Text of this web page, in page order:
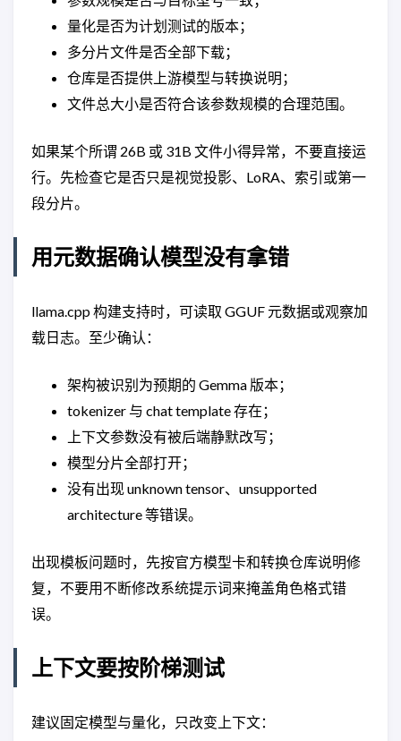
量化是否为计划测试的版本；
多分片文件是否全部下载；
仓库是否提供上游模型与转换说明；
文件总大小是否符合该参数规模的合理范围。
如果某个所谓 26B 或 31B 文件小得异常，不要直接运
行。先检查它是否只是视觉投影、LoRA、索引或第一
段分片。
用元数据确认模型没有拿错
llama.cpp 构建支持时，可读取 GGUF 元数据或观察加
载日志。至少确认：
架构被识别为预期的 Gemma 版本；
tokenizer 与 chat template 存在；
上下文参数没有被后端静默改写；
模型分片全部打开；
没有出现 unknown tensor、unsupported
architecture 等错误。
出现模板问题时，先按官方模型卡和转换仓库说明修
复，不要用不断修改系统提示词来掩盖角色格式错
误。
上下文要按阶梯测试
建议固定模型与量化，只改变上下文：